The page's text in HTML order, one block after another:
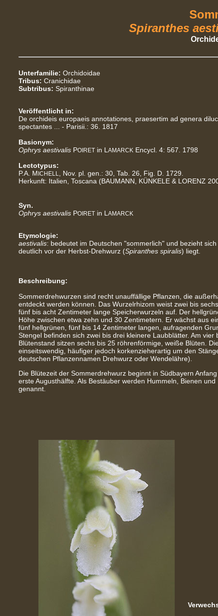
Spiranthes
Unterfamilie: Orchidoidae
Tribus: Cranichidae
Subtribus: Spiranthinae
Veröffentlicht in:
De orchideis europaeis annotationes, praesertim ad genera
spectantes ... - Parisii.: 36. 1817
Basionym:
Ophrys aestivalisPOIRETin L AMARCK Encycl. 4: 567. 1798
Lectotypus:
P.A. M ICHELL , Nov. pl. gen.: 30, Tab. 26, Fig. D. 1729.
Herkunft: Italien, Toscana (BAUMANN, KÜNKELE & LORENZ
Syn.
Ophrys aestivalisPOIRETin L AMARCK
Etymologie:
aestivalis: bedeutet im Deutschen "sommerlich" und bezieht
deutlich vor der Herbst-Drehwurz (Spiranthes spiralis) liegt.
Beschreibung:
Sommerdrehwurzen sind recht unauffällige Pflanzen, die
entdeckt werden können. Das Wurzelrhizom weist zwei bis
fünf bis acht Zentimeter lange Speicherwurzeln auf. Der
Höhe zwischen etwa zehn und 30 Zentimetern. Er wächst aus
fünf hellgrünen, fünf bis 14 Zentimeter langen, aufragenden
Stengel befinden sich zwei bis drei kleinere Laubblätter. Am vier
Blütenstand sitzen sechs bis 25 röhrenförmige, weiße Blüten.
einseitswendig, häufiger jedoch korkenzieherartig um den
deutschen Pflanzennamen Drehwurz oder Wendelähre).
Die Blütezeit der Sommerdrehwurz beginnt in Südbayern
erste Augusthälfte. Als Bestäuber werden Hummeln, Bienen
genannt.